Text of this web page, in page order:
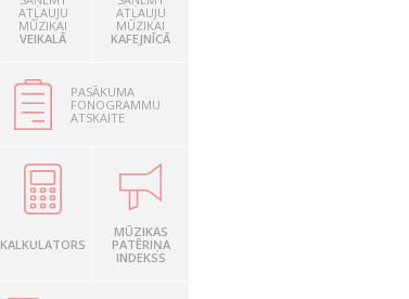
ATĻAUJU
MŪZIKAI
VEIKALĀ
ATĻAUJU
MŪZIKAI
KAFEJNĪCĀ
PASĀKUMA
FONOGRAMMU
ATSKAITE
KALKULATORS
MŪZIKAS
PATĒRIŅA
INDEKSS